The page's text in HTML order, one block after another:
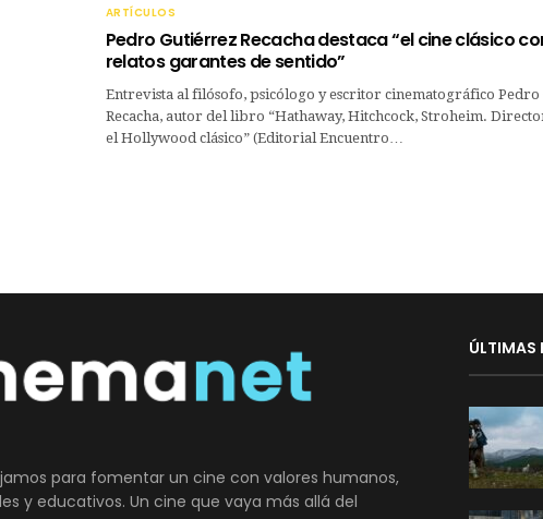
ARTÍCULOS
Pedro Gutiérrez Recacha destaca “el cine clásico
relatos garantes de sentido”
Entrevista al filósofo, psicólogo y escritor cinematográfico
Recacha, autor del libro “Hathaway, Hitchcock, Stroheim.
el Hollywood clásico” (Editorial Encuentro…
para fomentar un cine con valores humanos,
y educativos. Un cine que vaya más allá del
ÚLTIMAS